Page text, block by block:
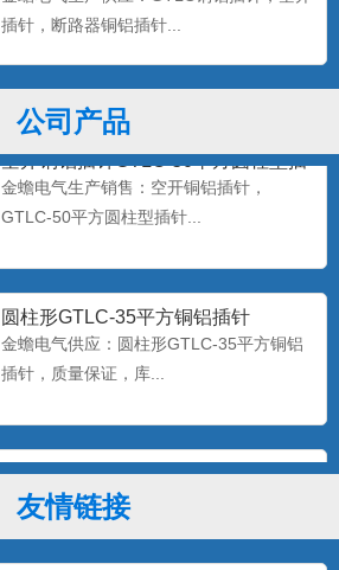
插针，断路器铜铝插针...
公司产品
C45插针
金蟾牌GTLC-70平方空开铜铝鼻子断路器
空开铜铝插针GTLC-50平方圆柱型插
针端子
金蟾电气生产销售：空开铜铝插针，
GTLC-50平方圆柱型插针...
圆柱形GTLC-35平方铜铝插针
金蟾电气供应：圆柱形GTLC-35平方铜铝
插针，质量保证，库...
GTLC-25铜铝插针空开用铜铝过渡端
金蟾牌GTLC-25铜铝插针空开用铜铝过渡
端子，型号齐全...
友情链接